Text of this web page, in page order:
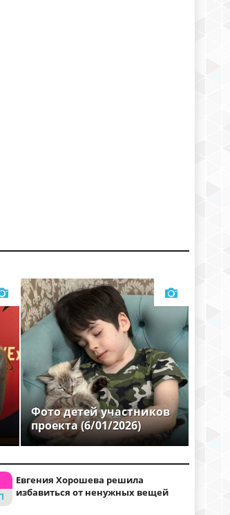
Фото детей участников
проекта (6/01/2026)
Евгения Хорошева решила
избавиться от ненужных вещей